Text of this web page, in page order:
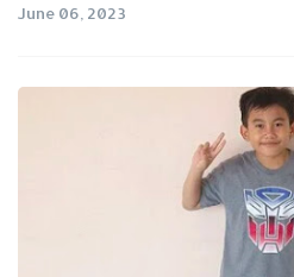
June 06, 2023